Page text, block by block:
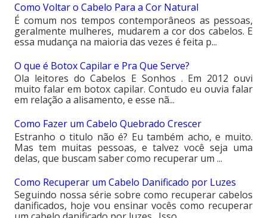
Como Voltar o Cabelo Para a Cor Natural
É comum nos tempos contemporâneos as pessoas,
geralmente mulheres, mudarem a cor dos cabelos. E
essa mudança na maioria das vezes é feita p...
O que é Botox Capilar e Pra Que Serve?
Ola leitores do Cabelos E Sonhos . Em 2012 ouvi
muito falar em botox capilar. Contudo eu ouvia falar
em relação a alisamento, e esse nã...
Como Fazer um Cabelo Quebrado Crescer
Estranho o titulo não é? Eu também acho, e muito.
Mas tem muitas pessoas, e talvez você seja uma
delas, que buscam saber como recuperar um ...
Como Recuperar um Cabelo Danificado por Luzes
Seguindo nossa série sobre como recuperar cabelos
danificados, hoje vou ensinar vocês como recuperar